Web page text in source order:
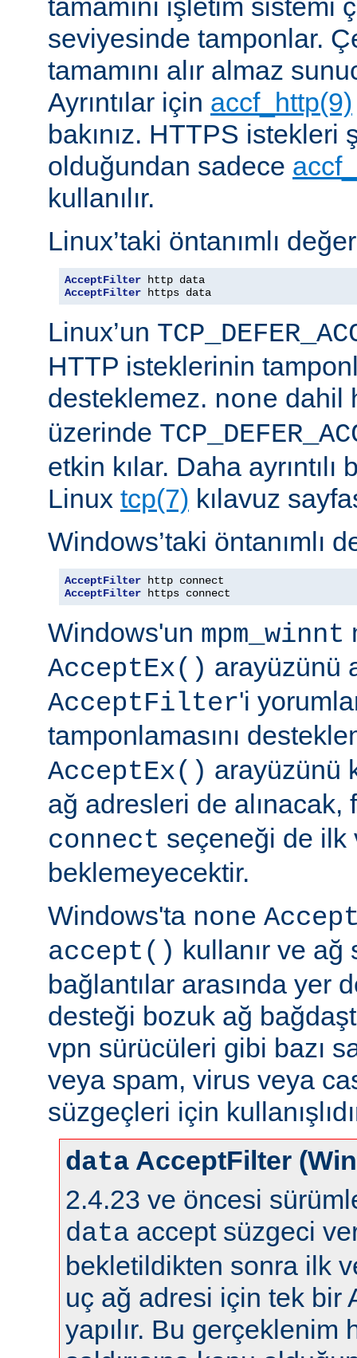
tamamını işletim sistemi
seviyesinde tamponlar.
tamamını alır almaz
Ayrıntılar için accf_http(9)
bakınız. HTTPS istekleri
olduğundan sadece
kullanılır.
Linux’taki öntanımlı
AcceptFilter
AcceptFilter https data
Linux’un
HTTP isteklerinin
desteklemez. none dahil
üzerinde
etkin kılar. Daha
Linux tcp(7) kılavuz
Windows’taki öntanımlı
AcceptFilter
AcceptFilter https connect
Windows'un mpm_winnt
AcceptEx() arayüzünü
AcceptFilter'i
tamponlamasını
AcceptEx() arayüzünü
ağ adresleri de alınacak,
connect seçeneği de ilk
beklemeyecektir.
Windows'ta none
accept() kullanır ve ağ
bağlantılar arasında yer
desteği bozuk ağ
vpn sürücüleri gibi bazı
veya spam, virus veya
süzgeçleri için
data AcceptFilter
2.4.23 ve öncesi
data accept süzgeci
bekletildikten sonra ilk
uç ağ adresi için tek bir
yapılır. Bu gerçeklenim